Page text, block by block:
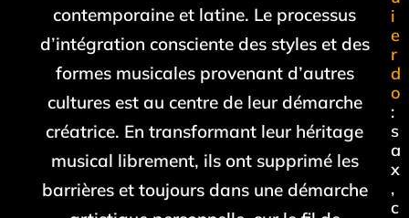
contemporaine et latine. Le processus
d’intégration consciente des styles et des
formes musicales provenant d’autres
cultures est au centre de leur démarche
créatrice. En transformant leur héritage
musical librement, ils ont supprimé les
barrières et toujours dans une démarche
i
e
r
d
o
:
s
a
x
,
c